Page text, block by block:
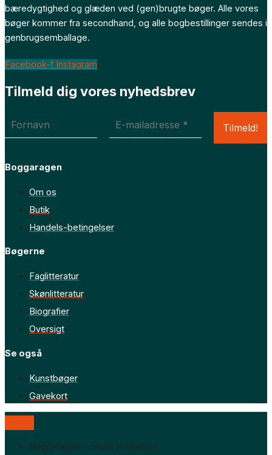
bæredygtighed og glæden ved (gen)brugte bøger. Alle vores
bøger kommer fra secondhand, og alle bogbestillinger sendes i
genbrugsemballage.
Facebook-f Instagram
Tilmeld dig vores nyhedsbrev
Boggaragen
Om os
Butik
Handels-betingelser
Bøgerne
Faglitteratur
Skønlitteratur
Biografier
Oversigt
Se også
Kunstbøger
Gavekort
Boggaragen – online antikvariat